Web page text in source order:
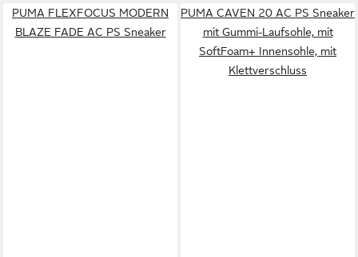
PUMA FLEXFOCUS MODERN
BLAZE FADE AC PS Sneaker
PUMA CAVEN 20 AC PS Sneaker
mit Gummi-Laufsohle, mit
SoftFoam+ Innensohle, mit
Klettverschluss